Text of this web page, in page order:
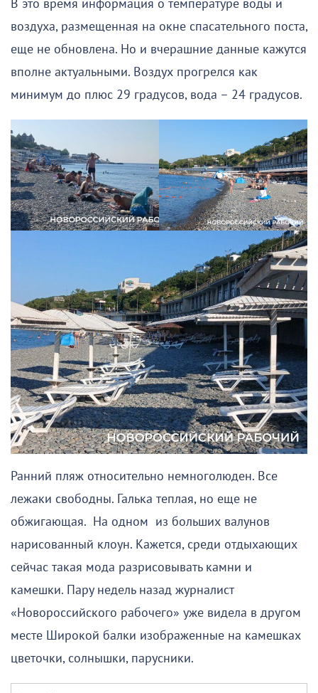
В это время информация о температуре воды и
воздуха, размещенная на окне спасательного поста,
еще не обновлена. Но и вчерашние данные кажутся
вполне актуальными. Воздух прогрелся как
минимум до плюс 29 градусов, вода – 24 градусов.
Ранний пляж относительно немноголюден. Все
лежаки свободны. Галька теплая, но еще не
обжигающая. На одном из больших валунов
нарисованный клоун. Кажется, среди отдыхающих
сейчас такая мода разрисовывать камни и
камешки. Пару недель назад журналист
«Новороссийского рабочего» уже видела в другом
месте Широкой балки изображенные на камешках
цветочки, солнышки, парусники.